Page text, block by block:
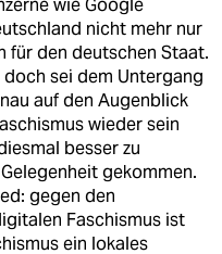
wie Google
nicht mehr nur
für den deutschen Staat.
sei dem Untergang
auf den Augenblick
wieder sein
besser zu
gekommen.
gegen den
Faschismus ist
ein lokales